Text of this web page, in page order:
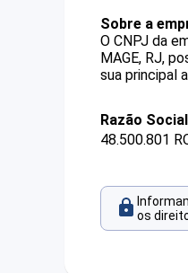
Sobre a
O CNPJ da
MAGE, RJ,
sua principal
Razão Social
48.500.801
os